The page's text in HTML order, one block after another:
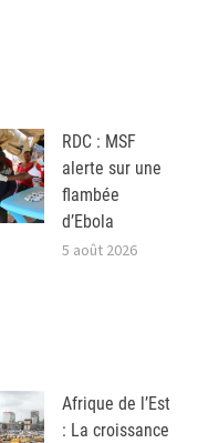
RDC : MSF
alerte sur une
flambée
d’Ebola
5 août 2026
Afrique de l’Est
: La croissance